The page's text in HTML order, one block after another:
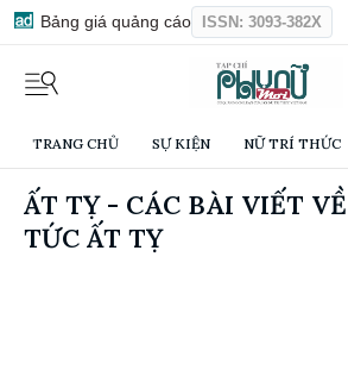
Bảng giá quảng cáo ISSN: 3093-382X
TRANG CHỦ SỰ KIỆN NỮ TRÍ THỨC
ẤT TỴ - CÁC BÀI VIẾT
TỨC ẤT TỴ